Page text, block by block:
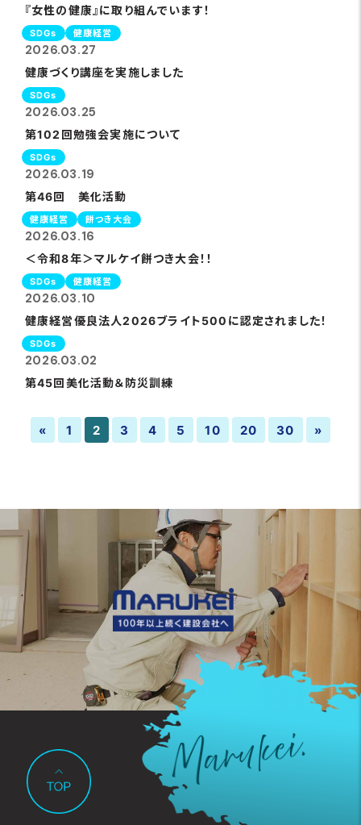
『女性の健康』に取り組んでいます！
2026.03.27
SDGs 健康経営
健康づくり講座を実施しました
2026.03.25
SDGs
第102回勉強会実施について
2026.03.19
SDGs
第46回 美化活動
2026.03.16
健康経営 餅つき大会
＜令和8年＞マルケイ餅つき大会！！
2026.03.10
SDGs 健康経営
健康経営優良法人2026ブライト500に認定されました！
2026.03.02
SDGs
第45回美化活動＆防災訓練
« 1 2 3 4 5 10 20 30 »